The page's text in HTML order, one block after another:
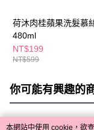
荷沐肉桂蘋果洗髮慕
480ml
NT$199
NT$599
你可能有興趣的
本網站中使用 cookie，欲